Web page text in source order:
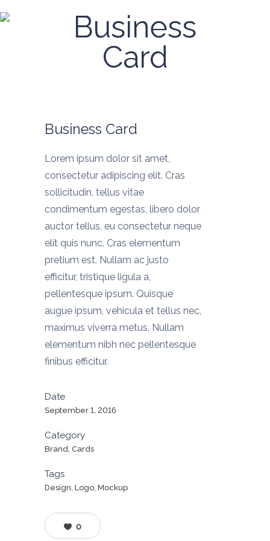
Business
Card
Business Card
Lorem ipsum dolor sit amet,
consectetur adipiscing elit. Cras
sollicitudin, tellus vitae
condimentum egestas, libero dolor
auctor tellus, eu consectetur neque
elit quis nunc. Cras elementum
pretium est. Nullam ac justo
efficitur, tristique ligula a,
pellentesque ipsum. Quisque
augue ipsum, vehicula et tellus nec,
maximus viverra metus. Nullam
elementum nibh nec pellentesque
finibus efficitur.
Date
September 1, 2016
Category
Brand, Cards
Tags
Design, Logo, Mockup
0